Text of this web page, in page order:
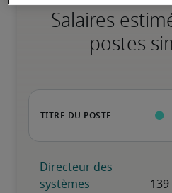
Salaires
postes